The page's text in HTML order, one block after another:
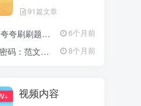
的起点从免费开始。
类珍稀、高质量的考试
队内部讲义、历年未公
开真题、预测密卷、实
战笔记等，全部内容经
过严格筛选与分类整
可为考生提供更深层次
的复习指导与应试策略
91篇文章
2026超格行测申论五合一夸夸刷刷题营资源 6个月前
资料多份)2025公务员申论范文及模板合集 8个月前
视频内容